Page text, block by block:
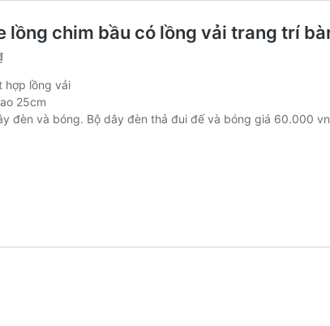
lồng chim bầu có lồng vải trang trí
Giá
tại
là:
89.000 ₫.
hợp lồng vải
25cm
đèn và bóng. Bộ dây đèn thả đui đế và bóng giá 60.000